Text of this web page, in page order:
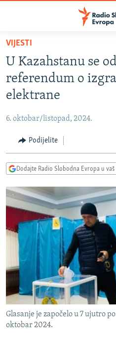
Pređite
glavni
sadržaj
Pređite
na
glavnu
Pređite
na
pretragu
BOSNA I HERCEGOVINA
SRBIJA
CRNA GORA
VIZUELNO
INFOGRAFIKE
RAT U UKRAJINI
KINA NA BALKANU
RSE PRIČE IZ SVIJETA
ISPRIČAJ MI
DNEVNO@RSE
SPECIJALI RSE
VIŠE OD NASLOVA
GENOCID U SREBRENICI
POPLAVE I KLIZIŠTA U BIH 2024.
PRATITE NAS
VIJESTI
U Kazahstanu se
referendum o
elektrane
6. oktobar/listopad, 2024.
Podijelite
Dodajte Radio Slobodna Evropa u
Glasanje je započelo u 7 ujutro
oktobar 2024.